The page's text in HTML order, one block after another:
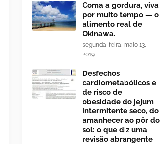
Coma a gordura, viva
por muito tempo — o
alimento real de
Okinawa.
segunda-feira, maio 13,
2019
Desfechos
cardiometabólicos e
de risco de
obesidade do jejum
intermitente seco, do
amanhecer ao pôr do
sol: o que diz uma
revisão abrangente